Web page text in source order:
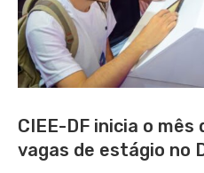
CIEE-DF inicia o
vagas de estágio no